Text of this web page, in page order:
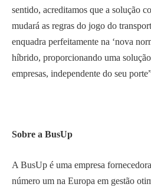
sentido, acreditamos que a solução
mudará as regras do jogo do
enquadra perfeitamente na ‘nova
híbrido, proporcionando uma
empresas, independente do seu
Sobre a BusUp
A BusUp é uma empresa
número um na Europa em gestão